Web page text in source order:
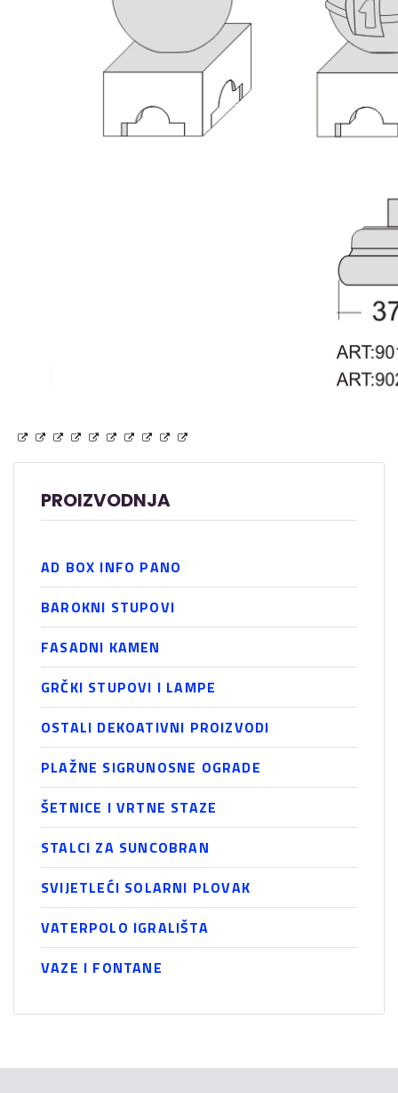
PROIZVODNJA
AD BOX INFO PANO
BAROKNI STUPOVI
FASADNI KAMEN
GRČKI STUPOVI I LAMPE
OSTALI DEKOATIVNI PROIZVODI
PLAŽNE SIGRUNOSNE OGRADE
ŠETNICE I VRTNE STAZE
STALCI ZA SUNCOBRAN
SVIJETLEĆI SOLARNI PLOVAK
VATERPOLO IGRALIŠTA
VAZE I FONTANE